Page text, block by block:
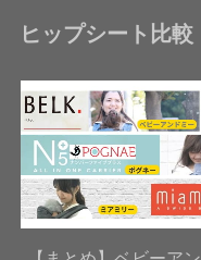
ヒップシート比較